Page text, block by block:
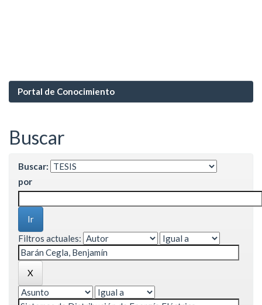
Portal de Conocimiento
Buscar
Buscar:
por
Filtros actuales: